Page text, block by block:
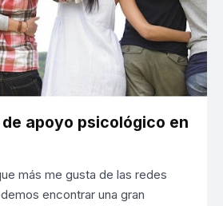
apoyo psicológico en
más me gusta de las redes
encontrar una gran